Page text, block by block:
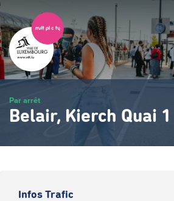
Passer
au
contenu
principal
Par arrêt
Belair, Kierch Quai 1
Infos Trafic